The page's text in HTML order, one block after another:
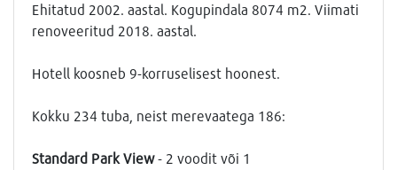
Ehitatud 2002. aastal. Kogupindala 8074 m2. Viimati
renoveeritud 2018. aastal.
Hotell koosneb 9-korruselisest hoonest.
Kokku 234 tuba, neist merevaatega 186:
Standard Park View- 2 voodit või 1